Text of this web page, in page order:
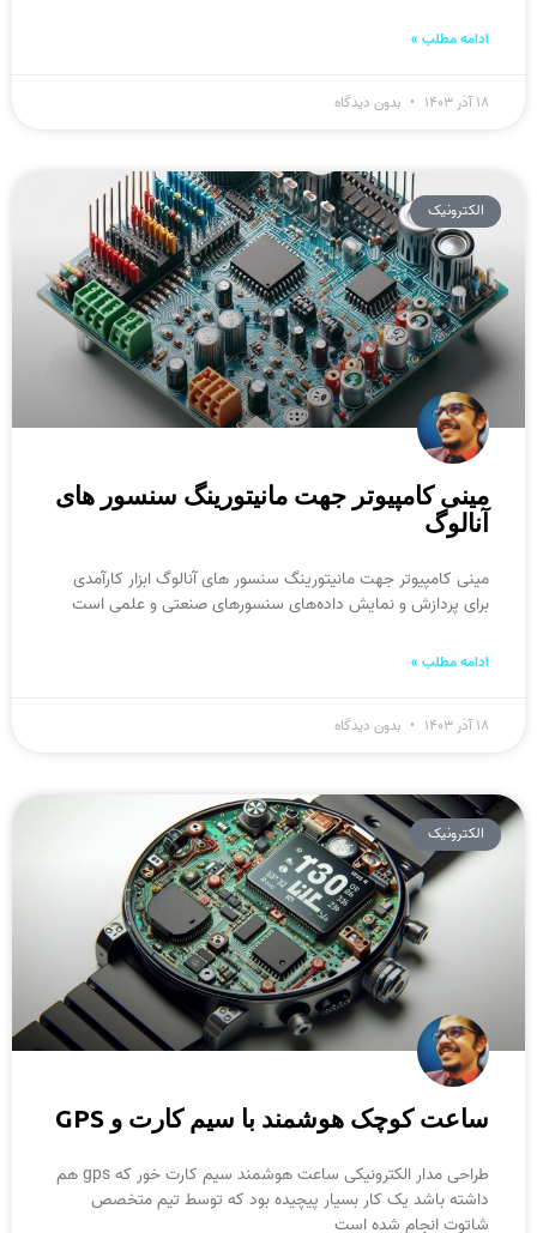
ادامه مطلب »
۱۸ آذر ۱۴۰۳ بدون دیدگاه
الکترونیک
مینی کامپیوتر جهت مانیتورینگ سنسور های
آنالوگ
مینی کامپیوتر جهت مانیتورینگ سنسور های آنالوگ ابزار کارآمدی
برای پردازش و نمایش داده‌های سنسورهای صنعتی و علمی است
ادامه مطلب »
۱۸ آذر ۱۴۰۳ بدون دیدگاه
الکترونیک
ساعت کوچک هوشمند با سیم کارت و GPS
طراحی مدار الکترونیکی ساعت هوشمند سیم کارت خور که gps هم
داشته باشد یک کار بسیار پیچیده بود که توسط تیم متخصص
شاتوت انجام شده است